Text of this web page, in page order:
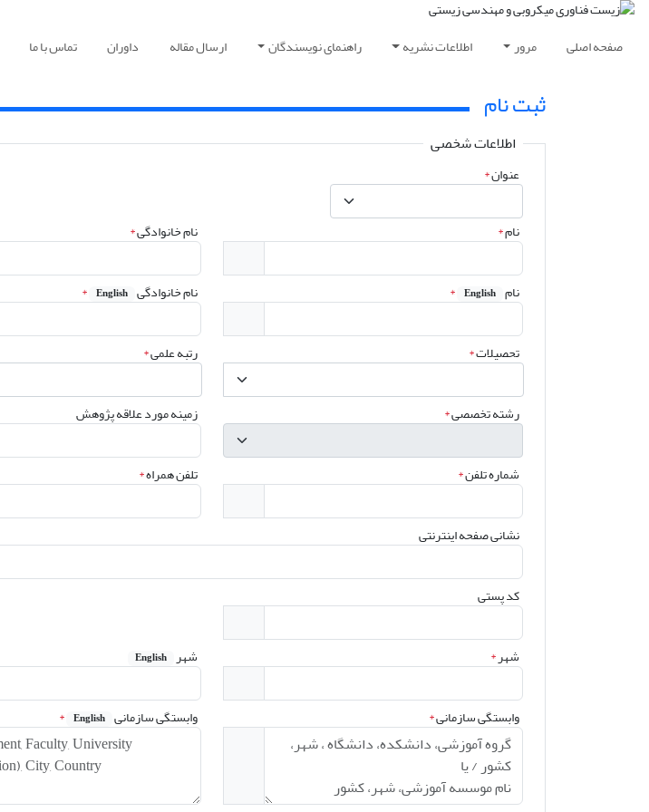
صفحه اصلی مرور اطلاعات نشریه راهنمای نویسندگان ارسال مقاله داوران تماس با ما
ثبت نام
اطلاعات شخصی
عنوان*
نام* نام خانوادگی*
نام English
* نام خانوادگی English
*
تحصیلات* رتبه علمی*
رشته تخصصی* زمینه مورد علاقه پژوهش
شماره تلفن* تلفن همراه*
نشانی صفحه اینترنتی
کد پستی
شهر* شهر English
وابستگی سازمانی* وابستگی سازمانی English
*